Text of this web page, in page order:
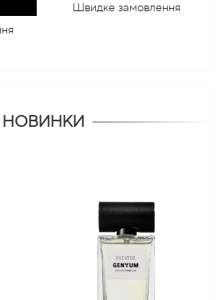
Швидке замовлення
НОВИНКИ